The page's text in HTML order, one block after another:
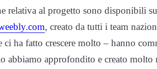
relativa al progetto sono disponibili
, creato da tutti i team
ci ha fatto crescere molto – hanno
abbiamo approfondito e creato molto